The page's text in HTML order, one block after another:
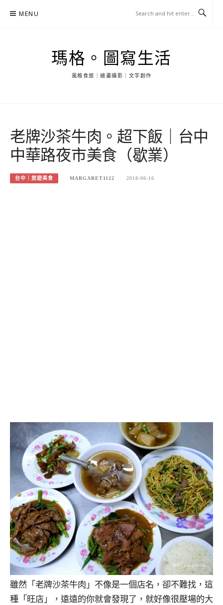
MENU
瑪格。圖寫生活
風格食旅｜繪畫攝影｜文字創作
老牌沙茶牛肉。超下飯｜台中
中華路夜市美食（歇業）
台中｜旅遊美食 MARGARET1122 2018-06-16
雖然「老牌沙茶牛肉」不像是一個店名，卻不難找，這
種「旺店」，遠遠的你就會發現了，就好像很壓場的大